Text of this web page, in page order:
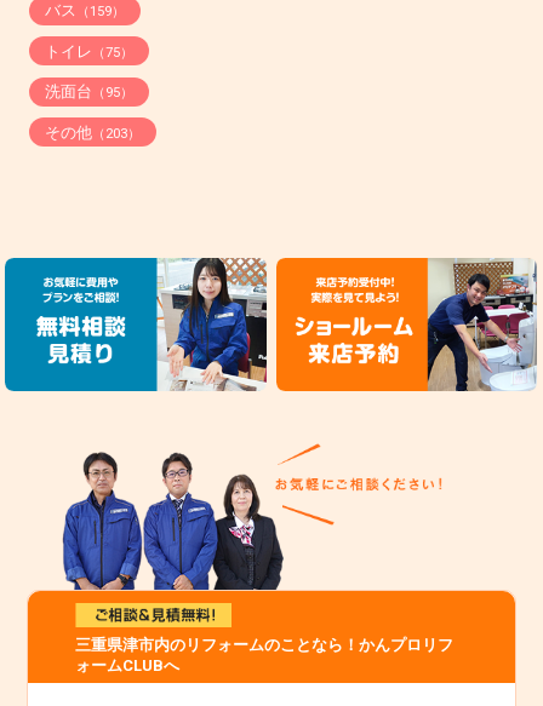
バス （159）
トイレ （75）
洗面台 （95）
その他（203）
三重県津市内のリフォームのことなら！かんプロリフ
ォームCLUBへ